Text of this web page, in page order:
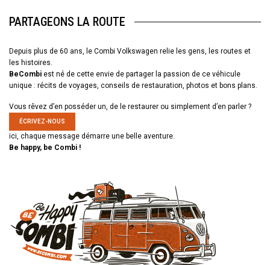
PARTAGEONS LA ROUTE
Depuis plus de 60 ans, le Combi Volkswagen relie les gens, les routes et
les histoires.
BeCombi est né de cette envie de partager la passion de ce véhicule
unique : récits de voyages, conseils de restauration, photos et bons plans.
Vous rêvez d’en posséder un, de le restaurer ou simplement d’en parler ?
ÉCRIVEZ-NOUS
ici, chaque message démarre une belle aventure.
Be happy, be Combi !